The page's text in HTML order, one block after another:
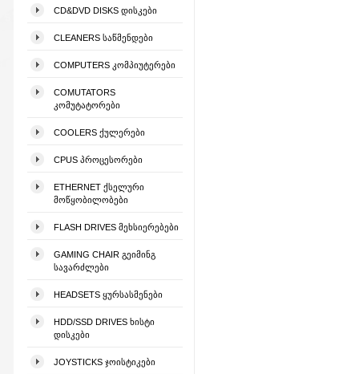
CD&DVD DISKS ᲓᲘᲡᲙᲔᲑᲘ
CLEANERS ᲡᲐᲬᲛᲔᲜᲓᲔᲑᲘ
COMPUTERS ᲙᲝᲛᲞᲘᲣᲢᲔᲠᲔᲑᲘ
COMUTATORS
ᲙᲝᲛᲣᲢᲐᲢᲝᲠᲔᲑᲘ
COOLERS ᲥᲣᲚᲔᲠᲔᲑᲘ
CPUS ᲞᲠᲝᲪᲔᲡᲝᲠᲔᲑᲘ
ETHERNET ᲥᲡᲔᲚᲣᲠᲘ
ᲛᲝᲬᲧᲝᲑᲘᲚᲝᲑᲔᲑᲘ
FLASH DRIVES ᲛᲔᲮᲡᲘᲔᲠᲔᲑᲔᲑᲘ
GAMING CHAIR ᲒᲔᲘᲛᲘᲜᲒ
ᲡᲐᲕᲐᲠᲫᲚᲔᲑᲘ
HEADSETS ᲧᲣᲠᲡᲐᲡᲛᲔᲜᲔᲑᲘ
HDD/SSD DRIVES ᲮᲘᲡᲢᲘ
ᲓᲘᲡᲙᲔᲑᲘ
JOYSTICKS ᲯᲝᲘᲡᲢᲘᲙᲔᲑᲘ